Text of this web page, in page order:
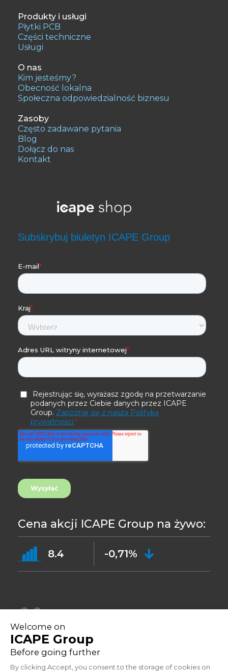
Produkty i usługi
Płytki PCB
Części techniczne
Usługi
O nas
Kim jesteśmy?
Obecność lokalna
Społeczna odpowiedzialność biznesu
Zasoby
Często zadawane pytania
Blog
Dołącz do nas
Kontakt
Cena akcji ICAPE Group na żywo:
8.4 -0,71%
©2023 Polityki prywatności
Adres: 33 Avenue du Général Leclerc, 92260 Fontenay-aux-Roses -